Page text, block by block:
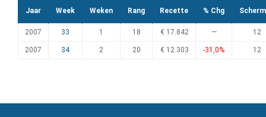
Jaar Week Weken Rang Recette % Chg
2007 33 1 18 € 17.842 — 12
2007 34 2 20 € 12.303 -31,0% 12